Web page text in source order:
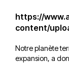
https://
content/
Notre planète
expansion, a